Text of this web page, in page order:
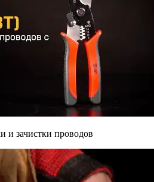
и зачистки проводов